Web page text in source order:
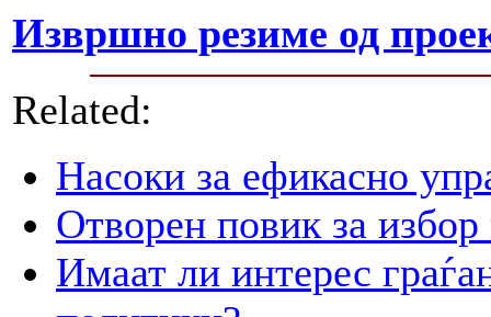
Извршно резиме од
Related:
Насоки за ефикасно
Отворен повик за избор
Имаат ли интерес